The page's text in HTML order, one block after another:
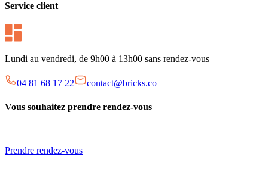
Service client
Lundi au vendredi, de 9h00 à 13h00 sans rendez-vous
04 81 68 17 22 contact@bricks.co
Vous souhaitez prendre rendez-vous
Prendre rendez-vous